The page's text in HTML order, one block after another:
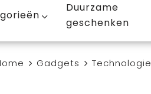
Duurzame
geschenken
Gadgets Technologie